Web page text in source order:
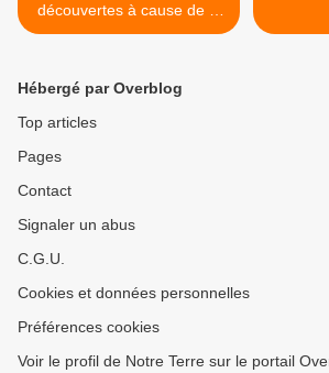
découvertes à cause de la
déforestation
Hébergé par Overblog
Top articles
Pages
Contact
Signaler un abus
C.G.U.
Cookies et données personnelles
Préférences cookies
Voir le profil de Notre Terre sur le portail